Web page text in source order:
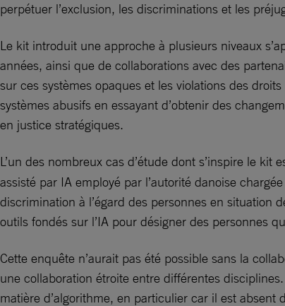
perpétuer l’exclusion, les discriminations et les
Le kit introduit une approche à plusieurs niveaux
années, ainsi que de collaborations avec des
sur ces systèmes opaques et les violations des
systèmes abusifs en essayant d’obtenir des
en justice stratégiques.
L’un des nombreux cas d’étude dont s’inspire le
assisté par IA employé par l’autorité danoise
discrimination à l’égard des personnes en situation
outils fondés sur l’IA pour désigner des personnes
Cette enquête n’aurait pas été possible sans la
une collaboration étroite entre différentes
matière d’algorithme, en particulier car il est absent